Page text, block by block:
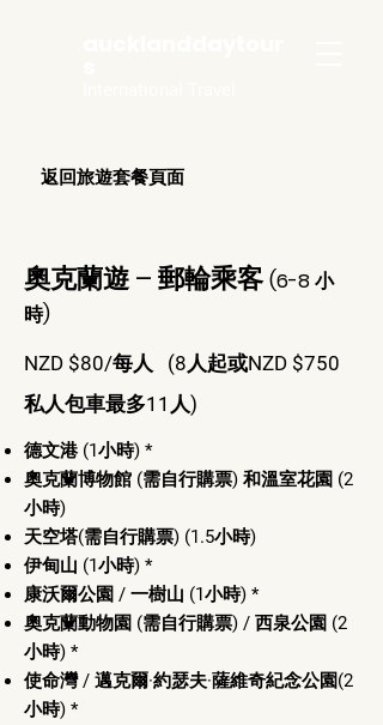
返回旅遊套餐頁面
奧克蘭遊 – 郵輪乘客 (6-8 小
時)
NZD $80/每人 (8人起或NZD $750
私人包車最多11人)
德文港 (1小時) *
奧克蘭博物館 (需自行購票) 和溫室花園 (2
小時)
天空塔(需自行購票) (1.5小時)
伊甸山 (1小時) *
康沃爾公園 / 一樹山 (1小時) *
奧克蘭動物園 (需自行購票) / 西泉公園 (2
小時) *
使命灣 / 邁克爾·約瑟夫·薩維奇紀念公園(2
小時) *